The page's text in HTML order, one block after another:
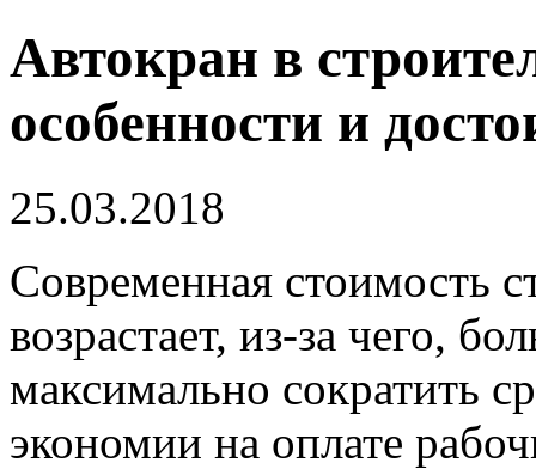
Автокран в
особенности и
25.03.2018
Современная стоимость
возрастает, из-за чего,
максимально сократить
экономии на оплате